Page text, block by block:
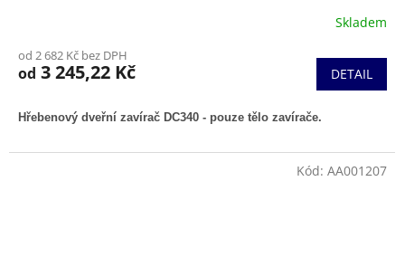
Skladem
od 2 682 Kč bez DPH
od 3 245,22 Kč DETAIL
Hřebenový dveřní zavírač DC340 - pouze tělo zavírače.
Kód: AA001207